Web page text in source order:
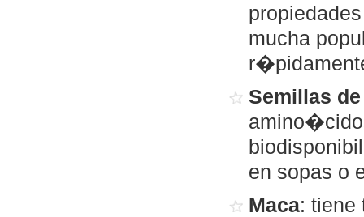
mucha
Semillas
en sopas o
Maca: tiene